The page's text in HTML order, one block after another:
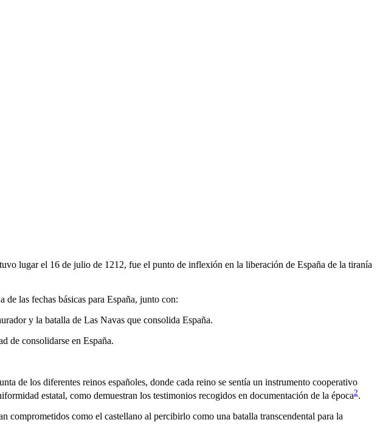
las fechas básicas para España, junto con:
y la batalla de Las Navas que consolida España.
de consolidarse en España.
de los diferentes reinos españoles, donde cada reino se sentía un instrumento cooperativo
estatal, como demuestran los testimonios recogidos en documentación de la época2.
comprometidos como el castellano al percibirlo como una batalla transcendental para la